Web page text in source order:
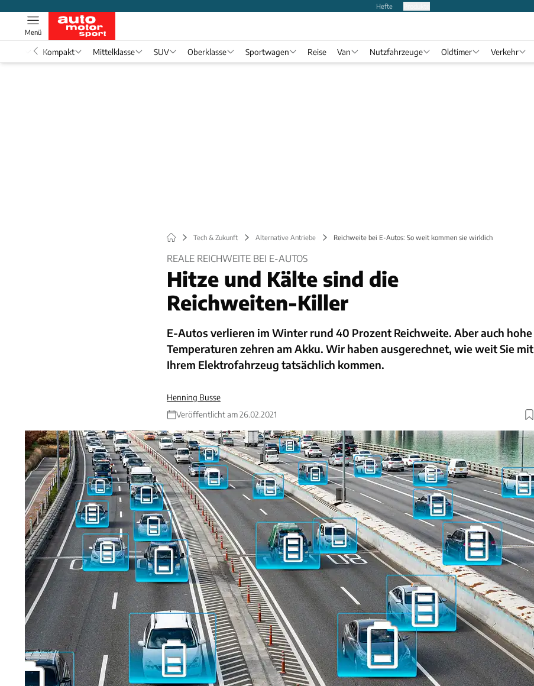
Hefte
Menü
Kompakt Mittelklasse SUV Oberklasse Sportwagen Reise Van Nutzfahrzeuge Oldtimer Verkehr
Tech & Zukunft Alternative Antriebe Reichweite bei E-Autos: So weit kommen sie wirklich
REALE REICHWEITE BEI E-AUTOS
Hitze und Kälte sind die
Reichweiten-Killer
E-Autos verlieren im Winter rund 40 Prozent Reichweite. Aber auch hohe
Temperaturen zehren am Akku. Wir haben ausgerechnet, wie weit Sie mit
Ihrem Elektrofahrzeug tatsächlich kommen.
Henning Busse
Veröffentlicht am 26.02.2021